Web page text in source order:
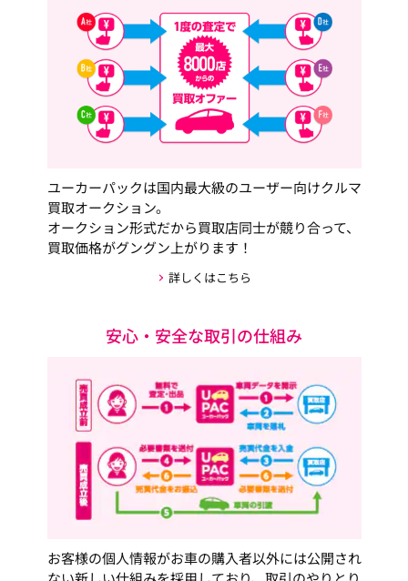
ユーカーパックは国内最大級のユーザー向けクルマ
買取オークション。
オークション形式だから買取店同士が競り合って、
買取価格がグングン上がります！
詳しくはこちら
安心・安全な取引の仕組み
お客様の個人情報がお車の購入者以外には公開され